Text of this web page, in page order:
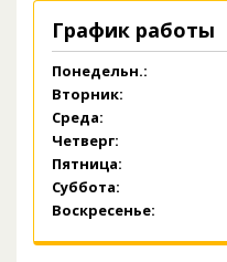
График работы
Понедельн.:
Вторник:
Среда:
Четверг:
Пятница:
Суббота:
Воскресенье: